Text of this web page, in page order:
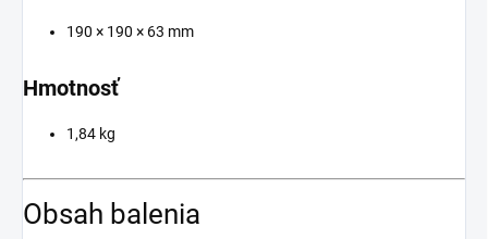
190 × 190 × 63 mm
Hmotnosť
1,84 kg
Obsah balenia